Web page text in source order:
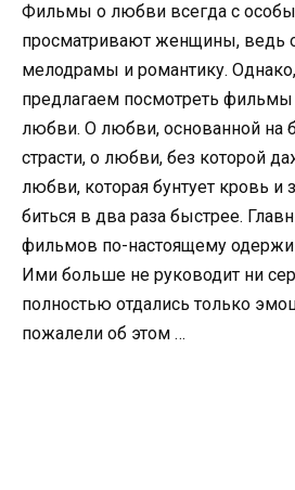
Фильмы о любви всегда с
просматривают женщины, ведь
мелодрамы и романтику.
предлагаем посмотреть фильмы
любви. О любви, основанной на
страсти, о любви, без которой
любви, которая бунтует кровь и
биться в два раза быстрее.
фильмов по-настоящему
Ими больше не руководит ни
полностью отдались только
пожалели об этом …